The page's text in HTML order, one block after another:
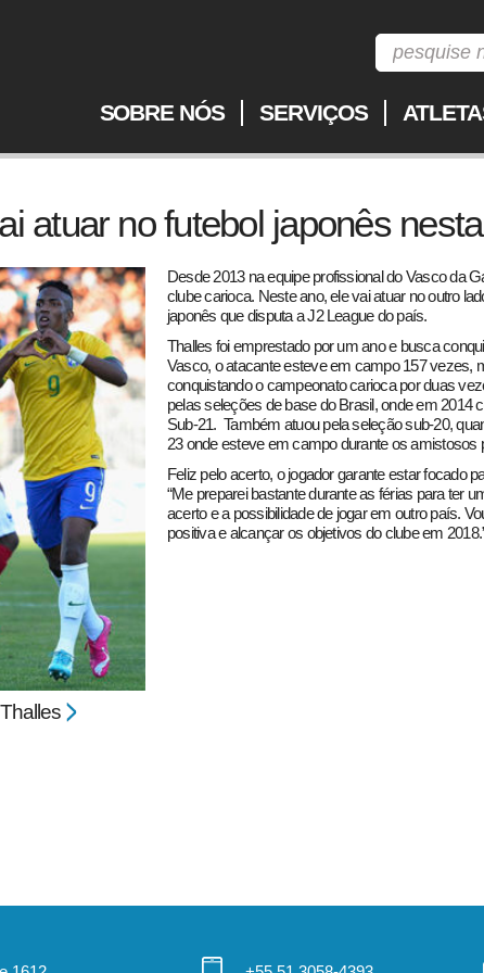
SOBRE NÓS SERVIÇOS
atuar no futebol japonês
Thalles
Desde 2013 na equipe profissional do Vasco da
clube carioca. Neste ano, ele vai atuar no outro
japonês que disputa a J2 League do país.
Thalles foi emprestado por um ano e busca
Vasco, o atacante esteve em campo 157 vezes,
conquistando o campeonato carioca por duas
pelas seleções de base do Brasil, onde em 2014
Sub-21. Também atuou pela seleção sub-20,
23 onde esteve em campo durante os amistosos
Feliz pelo acerto, o jogador garante estar focado
“Me preparei bastante durante as férias para ter
acerto e a possibilidade de jogar em outro país.
positiva e alcançar os objetivos do clube em